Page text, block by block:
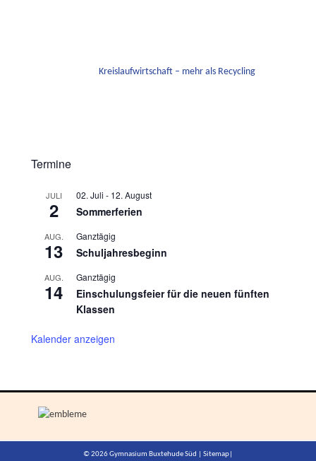
Kreislaufwirtschaft – mehr als Recycling
Termine
JULI
2
02. Juli - 12. August
Sommerferien
AUG.
13
Ganztägig
Schuljahresbeginn
AUG.
14
Ganztägig
Einschulungsfeier für die neuen fünften
Klassen
Kalender anzeigen
© 2026 Gymnasium Buxtehude Süd | Sitemap